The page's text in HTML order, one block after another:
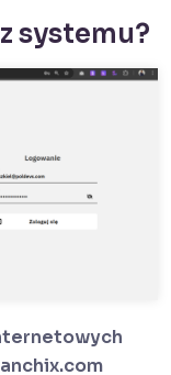
systemu?